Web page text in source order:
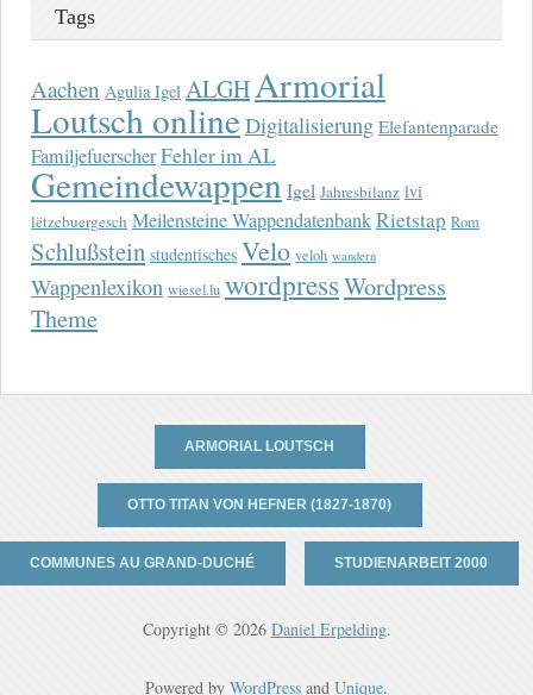
Tags
Aachen Agulia Igel ALGHArmorial
Loutsch onlineDigitalisierung Elefantenparade
FamiljefuerscherFehler im AL
Gemeindewappen Igel Jahresbilanz lvi
lëtzebuergesch Meilensteine WappendatenbankRietstap Rom
Schlußstein studentisches Velo veloh wandern
Wappenlexikon wiesel.lu wordpressWordpress
Theme
ARMORIAL LOUTSCH
OTTO TITAN VON HEFNER (1827-1870)
COMMUNES AU GRAND-DUCHÉ STUDIENARBEIT 2000
Copyright © 2026 Daniel Erpelding.
Powered by WordPress and Unique.